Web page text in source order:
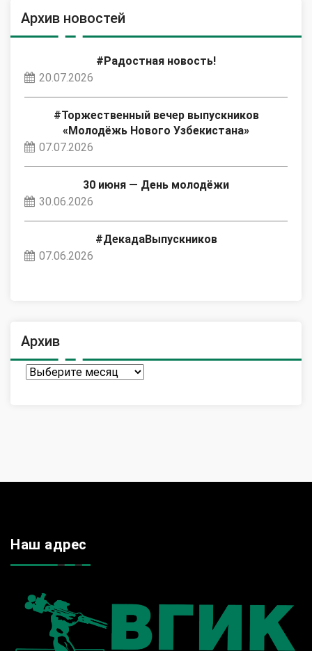
Архив новостей
#Радостная новость!
20.07.2026
#Торжественный вечер выпускников
«Молодёжь Нового Узбекистана»
07.07.2026
30 июня — День молодёжи
30.06.2026
#ДекадаВыпускников
07.06.2026
Архив
Архив
Наш адрес